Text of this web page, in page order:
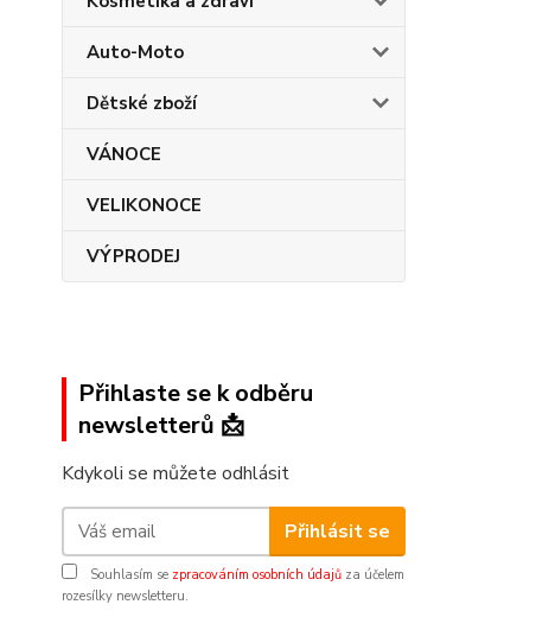
Auto-Moto
Dětské zboží
VÁNOCE
VELIKONOCE
VÝPRODEJ
Přihlaste se k odběru
newsletterů 📩
Kdykoli se můžete odhlásit
Přihlásit se
Souhlasím se zpracováním osobních údajů za účelem
rozesílky newsletteru.